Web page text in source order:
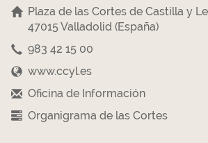
Plaza de las Cortes de Castilla y
47015 Valladolid (España)
983 42 15 00
www.ccyl.es
Oficina de Información
Organigrama de las Cortes